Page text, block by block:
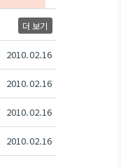
더 보기
2010.02.16
2010.02.16
2010.02.16
2010.02.16